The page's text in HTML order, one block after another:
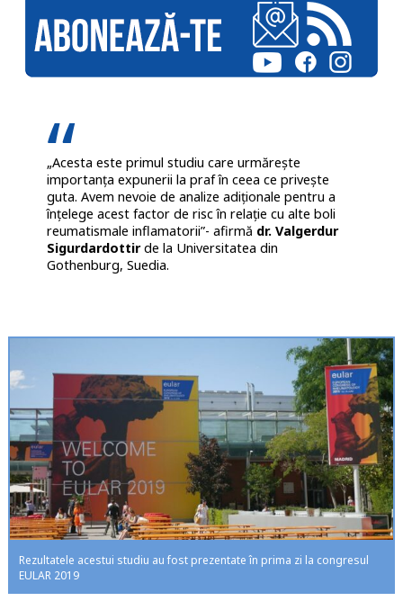
„Acesta este primul studiu care urmărește
importanța expunerii la praf în ceea ce privește
guta. Avem nevoie de analize adiționale pentru a
înțelege acest factor de risc în relație cu alte boli
reumatismale inflamatorii”- afirmă dr. Valgerdur
Sigurdardottirde la Universitatea din
Gothenburg, Suedia.
Rezultatele acestui studiu au fost prezentate în prima zi la congresul
EULAR 2019